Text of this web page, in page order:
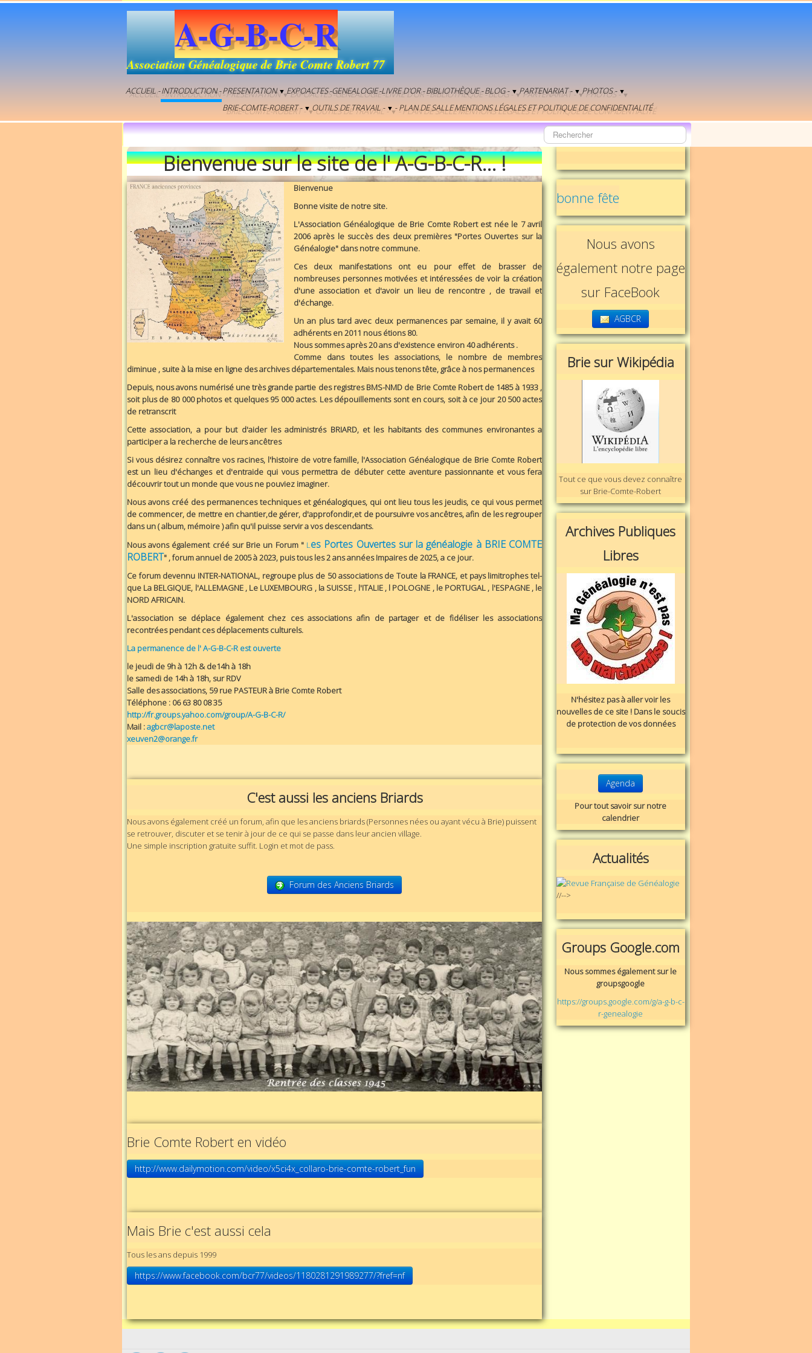
A-G-B-C-R
Association Généalogique de Brie Comte Robert 77
ACCUEIL -INTRODUCTION -PRESENTATION ▼ EXPOACTES-GENEALOGIE-LIVRE D'OR -BIBLIOTHÈQUE -BLOG - ▼ PARTENARIAT - ▼ PHOTOS - ▼
BRIE-COMTE-ROBERT - ▼ OUTILS DE TRAVAIL - ▼ - PLAN DE SALLEMENTIONS LÉGALES ET POLITIQUE DE CONFIDENTIALITÉ
Bienvenue sur le site de l' A-G-B-C-R... !
Bienvenue
Bonne visite de notre site.
L'Association Généalogique de Brie Comte Robert est née le 7 avril
2006 après le succès des deux premières "Portes Ouvertes sur la
Généalogie" dans notre commune.
Ces deux manifestations ont eu pour effet de brasser de
nombreuses personnes motivées et intéressées de voir la création
d'une association et d'avoir un lieu de rencontre , de travail et
d'échange.
Un an plus tard avec deux permanences par semaine, il y avait 60
adhérents en 2011 nous étions 80.
Nous sommes après 20 ans d'existence environ 40 adhérents .
Comme dans toutes les associations, le nombre de membres
diminue , suite à la mise en ligne des archives départementales. Mais nous tenons tête, grâce à nos permanences
Depuis, nous avons numérisé une très grande partie des registres BMS-NMD de Brie Comte Robert de 1485 à 1933 ,
soit plus de 80 000 photos et quelques 95 000 actes. Les dépouillements sont en cours, soit à ce jour 20 500 actes
de retranscrit
Cette association, a pour but d'aider les administrés BRIARD, et les habitants des communes environantes a
participer a la recherche de leurs ancêtres
Si vous désirez connaître vos racines, l'histoire de votre famille, l'Association Généalogique de Brie Comte Robert
est un lieu d'échanges et d'entraide qui vous permettra de débuter cette aventure passionnante et vous fera
découvrir tout un monde que vous ne pouviez imaginer.
Nous avons créé des permanences techniques et généalogiques, qui ont lieu tous les jeudis, ce qui vous permet
de commencer, de mettre en chantier,de gérer, d'approfondir,et de poursuivre vos ancêtres, afin de les regrouper
dans un ( album, mémoire ) afin qu'il puisse servir a vos descendants.
Nous avons également créé sur Brie un Forum " Les Portes Ouvertes sur la généalogie à BRIE COMTE
ROBERT" , forum annuel de 2005 à 2023, puis tous les 2 ans années Impaires de 2025, a ce jour.
Ce forum devennu INTER-NATIONAL, regroupe plus de 50 associations de Toute la FRANCE, et pays limitrophes tel-
que La BELGIQUE, l'ALLEMAGNE , Le LUXEMBOURG , la SUISSE , l'ITALIE , l POLOGNE , le PORTUGAL , l'ESPAGNE , le
NORD AFRICAIN.
L'association se déplace également chez ces associations afin de partager et de fidéliser les associations
recontrées pendant ces déplacements culturels.
La permanence de l' A-G-B-C-R est ouverte
le jeudi de 9h à 12h & de14h à 18h
le samedi de 14h à 18h, sur RDV
Salle des associations, 59 rue PASTEUR à Brie Comte Robert
Téléphone : 06 63 80 08 35
http://fr.groups.yahoo.com/group/A-G-B-C-R/
Mail :agbcr@laposte.net
xeuven2@orange.fr
C'est aussi les anciens Briards
Nous avons également créé un forum, afin que les anciens briards (Personnes nées ou ayant vécu à Brie) puissent
se retrouver, discuter et se tenir à jour de ce qui se passe dans leur ancien village.
Une simple inscription gratuite suffit. Login et mot de pass.
Forum des Anciens Briards
Brie Comte Robert en vidéo
http://www.dailymotion.com/video/x5ci4x_collaro-brie-comte-robert_fun
Mais Brie c'est aussi cela
Tous les ans depuis 1999
https://www.facebook.com/bcr77/videos/1180281291989277/?fref=nf
bonne fête
Nous avons
également notre page
sur FaceBook
AGBCR
Brie sur Wikipédia
Tout ce que vous devez connaître
sur Brie-Comte-Robert
Archives Publiques
Libres
N'hésitez pas à aller voir les
nouvelles de ce site ! Dans le soucis
de protection de vos données
Agenda
Pour tout savoir sur notre
calendrier
Actualités
//-->
Groups Google.com
Nous sommes également sur le
groupsgoogle
https://groups.google.com/g/a-g-b-c-
r-genealogie